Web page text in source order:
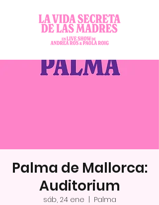
Palma de Mallorca:
Auditorium
sáb, 24 ene
Palma